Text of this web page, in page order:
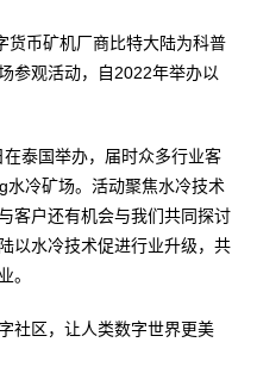
货币矿机厂商比特大陆为科普
参观活动，自2022年举办以
泰国举办，届时众多行业客
冷矿场。活动聚焦水冷技术
客户还有机会与我们共同探讨
以水冷技术促进行业升级，共
。
社区，让人类数字世界更美